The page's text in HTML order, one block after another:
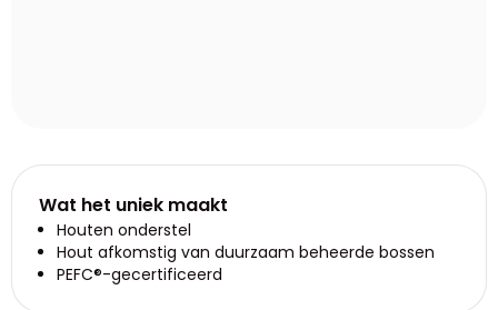
Wat het uniek maakt
Houten onderstel
Hout afkomstig van duurzaam beheerde bossen
PEFC®-gecertificeerd